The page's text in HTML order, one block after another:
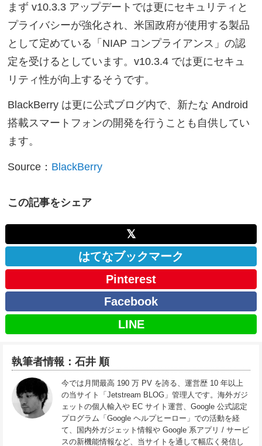
まず v10.3.3 アップデートでは更にセキュリティと
プライバシーが強化され、米国政府が使用する製品
として定めている「NIAP コンプライアンス」の認
定を受けるとしています。v10.3.4 では更にセキュ
リティ性が向上するそうです。
BlackBerry は更に公式ブログ内で、新たな Android
搭載スマートフォンの開発を行うことも自供してい
ます。
Source： BlackBerry
この記事をシェア
𝕏
はてなブックマーク
Pinterest
Facebook
LINE
執筆者情報：石井 順
今では月間最高 190 万 PV を誇る、運営歴 10 年以上
の当サイト「Jetstream BLOG」管理人です。海外ガジ
ェットの個人輸入や EC サイト運営、Google 公式認定
プログラム「Google ヘルプヒーロー」での活動を経
て、国内外ガジェット情報や Google 系アプリ / サービ
スの新機能情報など、当サイトを通して幅広く発信し